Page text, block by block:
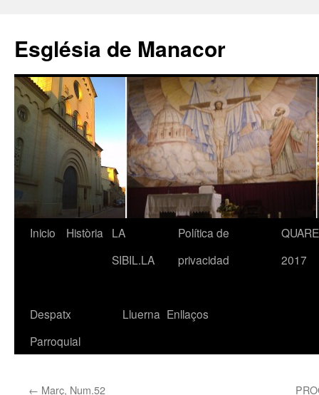
contenido
Església de Manacor
Inicio Història
LA
SIBIL.LA
Política de
privacidad
2017
Despatx
Parroquial
Lluerna Enllaços
← Març, Num.52